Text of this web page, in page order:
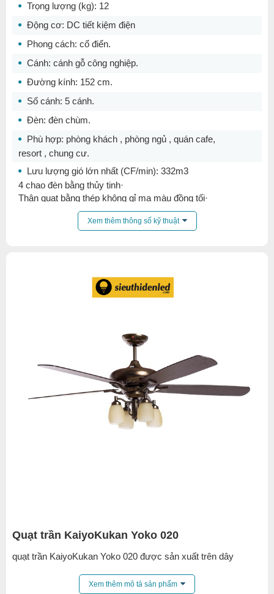
Trọng lượng (kg): 12
Động cơ: DC tiết kiệm điện
Phong cách: cổ điển.
Cánh: cánh gỗ công nghiệp.
Đường kính: 152 cm.
Số cánh: 5 cánh.
Đèn: đèn chùm.
Phù hợp: phòng khách , phòng ngủ , quán cafe,
resort , chung cư.
Lưu lượng gió lớn nhất (CF/min): 332m3
4 chao đèn bằng thủy tinh·
Thân quạt bằng thép không gỉ mạ màu đồng tối·
Cánh quạt chất liệu gỗ màu 432c/5088·
Số lượng cánh: 5 cánh·
Chức năng đảo chiều vận hànhquạt(Hướng lên trên<->
Hướng xuống dưới)·
Hệ số bảo trì quang thông: 70%·
Công suất: 52w
Điện áp sử dụng: 100 ~ 220V
Xem thêm thông số kỹ thuật
Quạt trần KaiyoKukan Yoko 020
quạt trần KaiyoKukan Yoko 020 được sản xuất trên dây
trí cao cấp mang phong cách tân cổ điển, là một lựa chọn
Xem thêm mô tả sản phẩm